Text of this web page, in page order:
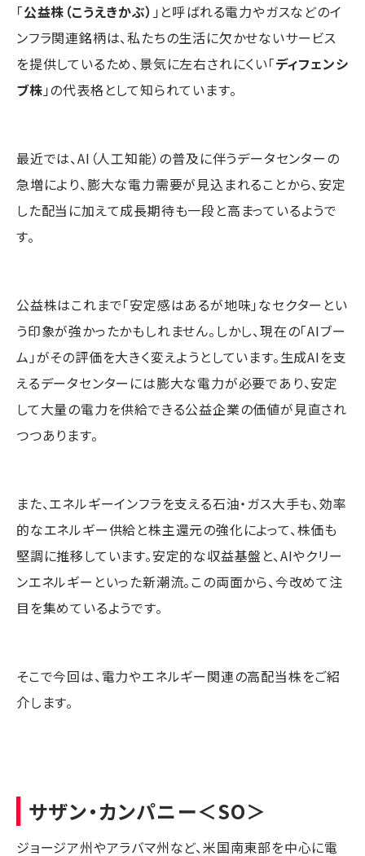
「公益株（こうえきかぶ） 」と呼ばれる電力やガスなどのイ
ンフラ関連銘柄は、私たちの生活に欠かせないサービス
を提供しているため、景気に左右されにくい「ディフェンシ
ブ株 」の代表格として知られています。
最近では、AI（人工知能）の普及に伴うデータセンターの
急増により、膨大な電力需要が見込まれることから、安定
した配当に加えて成長期待も一段と高まっているようで
す。
公益株はこれまで「安定感はあるが地味」なセクターとい
う印象が強かったかもしれません。しかし、現在の「AIブー
ム」がその評価を大きく変えようとしています。生成AIを支
えるデータセンターには膨大な電力が必要であり、安定
して大量の電力を供給できる公益企業の価値が見直され
つつあります。
また、エネルギーインフラを支える石油・ガス大手も、効率
的なエネルギー供給と株主還元の強化によって、株価も
堅調に推移しています。安定的な収益基盤と、AIやクリー
ンエネルギーといった新潮流。この両面から、今改めて注
目を集めているようです。
そこで今回は、電力やエネルギー関連の高配当株をご紹
介します。
サザン・カンパニー＜SO＞
ジョージア州やアラバマ州など、米国南東部を中心に電